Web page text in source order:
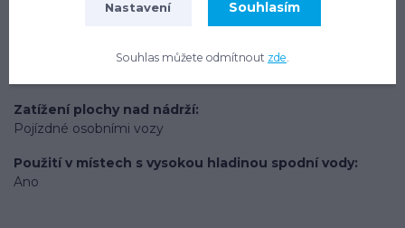
Zatížení plochy nad nádrží
Pojízdné osobními vozy
Použití v místech s vysokou hladinou spodní vody
Ano
Nastavení Souhlasím
Souhlas můžete odmítnout zde